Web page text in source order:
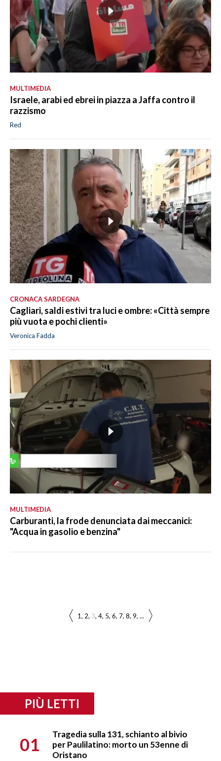
MULTIMEDIA
Israele, arabi ed ebrei in piazza a Jaffa contro il
razzismo
Red
CRONACA SARDEGNA
Cagliari, saldi estivi tra luci e ombre: «Città sempre
più vuota e pochi clienti»
Veronica Fadda
MULTIMEDIA
Carburanti, la frode denunciata dai meccanici:
"Acqua in gasolio e benzina"
1 2 3 4 5 6 7 8 9 ...
PIÙ LETTI
01
Tragedia sulla 131, schianto al bivio
per Paulilatino: morto un 53enne di
Oristano